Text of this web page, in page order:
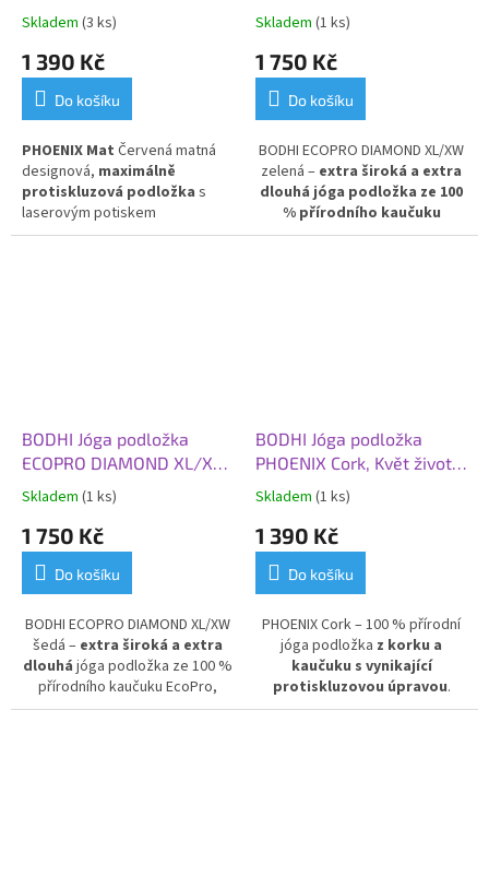
185 x 66 x 0,4 cm, čevená
země (matná)
Skladem (3 ks)
1 390 Kč
Do košíku
PHOENIX Mat Červená matná
designová, maximálně
protiskluzová podložka s
laserovým potiskem
vycházejícího slunce.Přírodní
200 x 66 x 0,6 cm, zelená
Skladem (1 ks)
1 750 Kč
Do košíku
BODHI ECOPRO DIAMOND XL/XW
zelená – extra široká a extra
dlouhá jóga podložka ze 100
% přírodního kaučuku
EcoPro, rozměry 200 x 66 x 0,6
BODHI Jóga podložka
ECOPRO DIAMOND XL/XW,
200 x 66 x 0,6 cm, šedá
Skladem (1 ks)
1 750 Kč
Do košíku
BODHI ECOPRO DIAMOND XL/XW
šedá – extra široká a extra
dlouhá jóga podložka ze 100 %
přírodního kaučuku EcoPro,
rozměry 200 x 66 x 0,6 cm.
BODHI Jóga podložka
PHOENIX Cork, Květ života,
185 x 66 x 0,4 cm, korek
Skladem (1 ks)
1 390 Kč
Do košíku
PHOENIX Cork – 100 % přírodní
jóga podložka z korku a
kaučuku s vynikající
protiskluzovou úpravou.
Antibakteriální podložka na